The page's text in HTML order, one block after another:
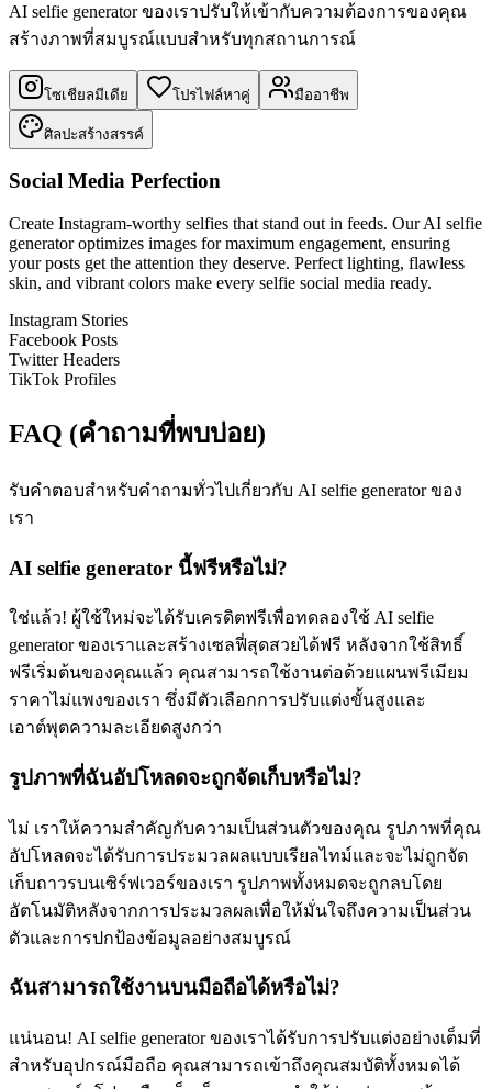
AI selfie generator ของเราปรับให้เข้ากับความต้องการของคุณ
สร้างภาพที่สมบูรณ์แบบสำหรับทุกสถานการณ์
โซเชียลมีเดีย โปรไฟล์หาคู่ มืออาชีพ
ศิลปะสร้างสรรค์
Social Media Perfection
Create Instagram-worthy selfies that stand out in feeds. Our AI selfie
generator optimizes images for maximum engagement, ensuring
your posts get the attention they deserve. Perfect lighting, flawless
skin, and vibrant colors make every selfie social media ready.
Instagram Stories
Facebook Posts
Twitter Headers
TikTok Profiles
FAQ (คำถามที่พบบ่อย)
รับคำตอบสำหรับคำถามทั่วไปเกี่ยวกับ AI selfie generator ของ
เรา
AI selfie generator นี้ฟรีหรือไม่?
ใช่แล้ว! ผู้ใช้ใหม่จะได้รับเครดิตฟรีเพื่อทดลองใช้ AI selfie
generator ของเราและสร้างเซลฟี่สุดสวยได้ฟรี หลังจากใช้สิทธิ์
ฟรีเริ่มต้นของคุณแล้ว คุณสามารถใช้งานต่อด้วยแผนพรีเมียม
ราคาไม่แพงของเรา ซึ่งมีตัวเลือกการปรับแต่งขั้นสูงและ
เอาต์พุตความละเอียดสูงกว่า
รูปภาพที่ฉันอัปโหลดจะถูกจัดเก็บหรือไม่?
ไม่ เราให้ความสำคัญกับความเป็นส่วนตัวของคุณ รูปภาพที่คุณ
อัปโหลดจะได้รับการประมวลผลแบบเรียลไทม์และจะไม่ถูกจัด
เก็บถาวรบนเซิร์ฟเวอร์ของเรา รูปภาพทั้งหมดจะถูกลบโดย
อัตโนมัติหลังจากการประมวลผลเพื่อให้มั่นใจถึงความเป็นส่วน
ตัวและการปกป้องข้อมูลอย่างสมบูรณ์
ฉันสามารถใช้งานบนมือถือได้หรือไม่?
แน่นอน! AI selfie generator ของเราได้รับการปรับแต่งอย่างเต็มที่
สำหรับอุปกรณ์มือถือ คุณสามารถเข้าถึงคุณสมบัติทั้งหมดได้